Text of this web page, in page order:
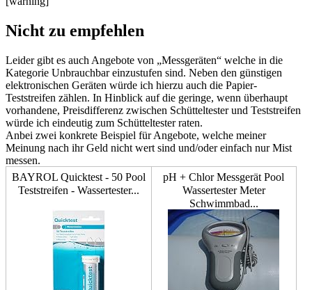
Nicht zu empfehlen
Leider gibt es auch Angebote von „Messgeräten“ welche in die
Kategorie Unbrauchbar einzustufen sind. Neben den günstigen
elektronischen Geräten würde ich hierzu auch die Papier-
Teststreifen zählen. In Hinblick auf die geringe, wenn überhaupt
vorhandene, Preisdifferenz zwischen Schütteltester und Teststreifen
würde ich eindeutig zum Schütteltester raten.
Anbei zwei konkrete Beispiel für Angebote, welche meiner
Meinung nach ihr Geld nicht wert sind und/oder einfach nur Mist
messen.
BAYROL Quicktest - 50 Pool
Teststreifen - Wassertester...
pH + Chlor Messgerät Pool
Wassertester Meter
Schwimmbad...